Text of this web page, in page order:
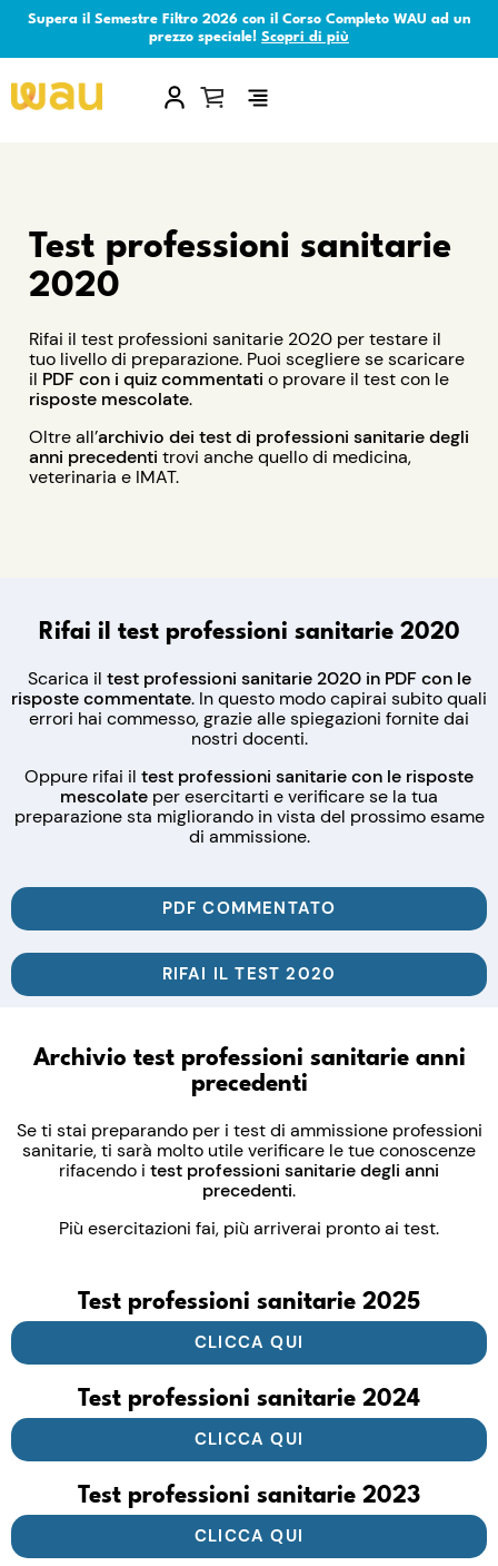
Supera il Semestre Filtro 2026 con il Corso Completo WAU ad un
prezzo speciale! Scopri di più
×
Test professioni sanitarie
2020
Rifai il test professioni sanitarie 2020 per testare il
tuo livello di preparazione. Puoi scegliere se scaricare
il PDF con i quiz commentati o provare il test con le
risposte mescolate.
Oltre all’archivio dei test di professioni sanitarie degli
anni precedenti trovi anche quello di medicina,
veterinaria e IMAT.
Rifai il test professioni sanitarie 2020
Scarica il test professioni sanitarie 2020 in PDF con le
risposte commentate. In questo modo capirai subito quali
errori hai commesso, grazie alle spiegazioni fornite dai
nostri docenti.
Oppure rifai il test professioni sanitarie con le risposte
mescolate per esercitarti e verificare se la tua
preparazione sta migliorando in vista del prossimo esame
di ammissione.
PDF COMMENTATO
RIFAI IL TEST 2020
Archivio test professioni sanitarie anni
precedenti
Se ti stai preparando per i test di ammissione professioni
sanitarie, ti sarà molto utile verificare le tue conoscenze
rifacendo i test professioni sanitarie degli anni
precedenti.
Più esercitazioni fai, più arriverai pronto ai test.
Test professioni sanitarie 2025
CLICCA QUI
Test professioni sanitarie 2024
CLICCA QUI
Test professioni sanitarie 2023
CLICCA QUI